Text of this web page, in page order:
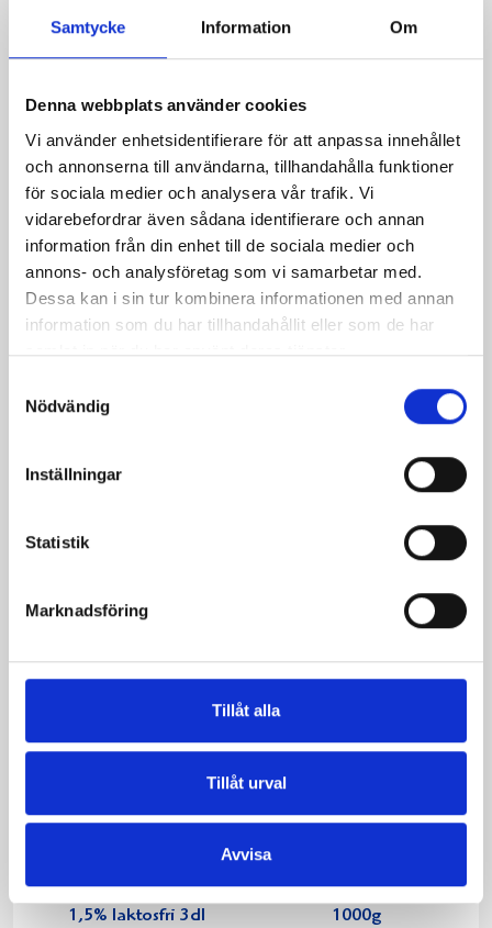
Samtycke Information Om
Denna webbplats använder cookies
Vi använder enhetsidentifierare för att anpassa innehållet
och annonserna till användarna, tillhandahålla funktioner
för sociala medier och analysera vår trafik. Vi
vidarebefordrar även sådana identifierare och annan
information från din enhet till de sociala medier och
annons- och analysföretag som vi samarbetar med.
Dessa kan i sin tur kombinera informationen med annan
information som du har tillhandahållit eller som de har
samlat in när du har använt deras tjänster.
Nödvändig
Inställningar
Statistik
Marknadsföring
Tillåt alla
Tillåt urval
Avvisa
Spagetti med
Gnocci med ostsås
Produkter i receptet:
Mellanmjölk
1,5% laktosfri 3dl
Jordgubbsfil 2,7%
1000g